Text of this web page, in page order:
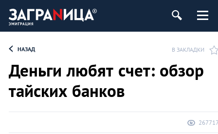
НАЗАД В ЗАКЛАДКИ
Деньги любят счет: обзор
тайских банков